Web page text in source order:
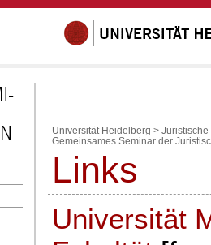
Universität Heidelberg > Juristische
Gemeinsames Seminar der
Links
Universität